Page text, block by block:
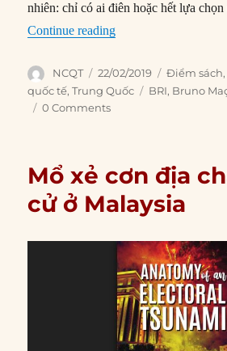
nhiên: chỉ có ai điên hoặc hết lựa
Continue reading“Vành đai và Con
Author
NCQT
Posted
on
22/02/2019 Categories
Điểm sách,
quốc tế,Trung Quốc Tags
BRI, Bruno
0 Comments
Mổ xẻ cơn địa
cử ở Malaysia